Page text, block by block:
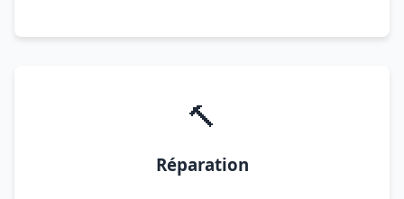
🔨
Réparation